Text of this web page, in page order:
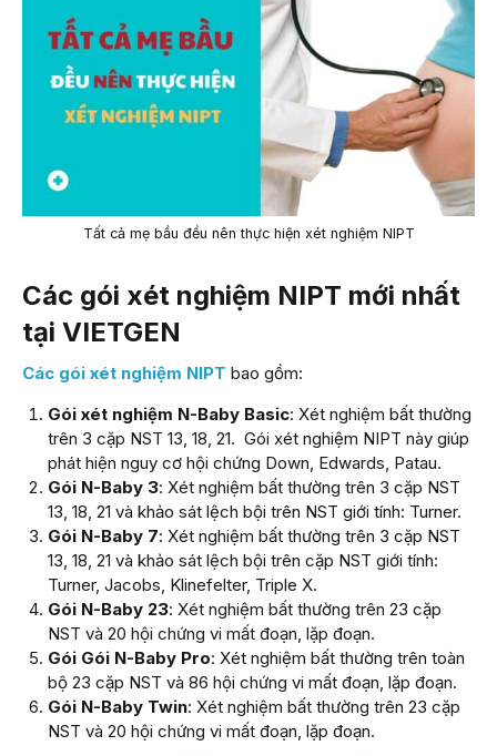
Tất cả mẹ bầu đều nên thực hiện xét nghiệm NIPT
Các gói xét nghiệm NIPT mới nhất
tại VIETGEN
Các gói xét nghiệm NIPT bao gồm:
Gói xét nghiệm N-Baby Basic: Xét nghiệm bất thường
trên 3 cặp NST 13, 18, 21. Gói xét nghiệm NIPT này giúp
phát hiện nguy cơ hội chứng Down, Edwards, Patau.
Gói N-Baby 3: Xét nghiệm bất thường trên 3 cặp NST
13, 18, 21 và khảo sát lệch bội trên NST giới tính: Turner.
Gói N-Baby 7: Xét nghiệm bất thường trên 3 cặp NST
13, 18, 21 và khảo sát lệch bội trên cặp NST giới tính:
Turner, Jacobs, Klinefelter, Triple X.
Gói N-Baby 23: Xét nghiệm bất thường trên 23 cặp
NST và 20 hội chứng vi mất đoạn, lặp đoạn.
Gói Gói N-Baby Pro: Xét nghiệm bất thường trên toàn
bộ 23 cặp NST và 86 hội chứng vi mất đoạn, lặp đoạn.
Gói N-Baby Twin: Xét nghiệm bất thường trên 23 cặp
NST và 20 hội chứng vi mất đoạn, lặp đoạn.